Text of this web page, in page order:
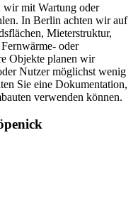
mit Wartung oder
In Berlin achten wir auf
Mieterstruktur,
oder
Objekte planen wir
Nutzer möglichst wenig
Sie eine Dokumentation,
verwenden können.